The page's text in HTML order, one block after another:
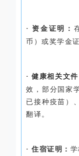
· 资金证明：
币）或奖学金
· 健康相关文
效，部分国家
已接种疫苗）
翻译。
· 住宿证明：